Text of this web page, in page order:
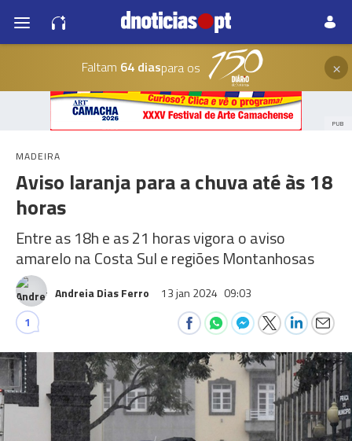
Faltam 64 diaspara os ×
PUB
MADEIRA
Aviso laranja para a chuva até às 18
horas
Entre as 18h e as 21 horas vigora o aviso
amarelo na Costa Sul e regiões Montanhosas
Andreia Dias Ferro 13 jan 2024 09:03
1